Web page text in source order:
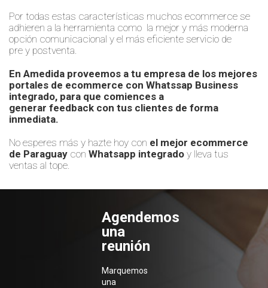
Por todas estas características muchos ecommerce se
adhieren a la herramienta como la mejor y más moderna
opción comunicacional y el más eficiente servicio de
pre y postventa.
En Amedida proveemos a tu empresa de los mejores
portales de ecommerce con Whatssap Business
integrado, para que comiences a
generar feedback con tus clientes de forma
inmediata.
No esperes más y hazte hoy con el mejor ecommerce
de Paraguay con Whatsapp integrado y lleva tus
ventas al tope.
Agendemos
una
reunión
Marquemos
una